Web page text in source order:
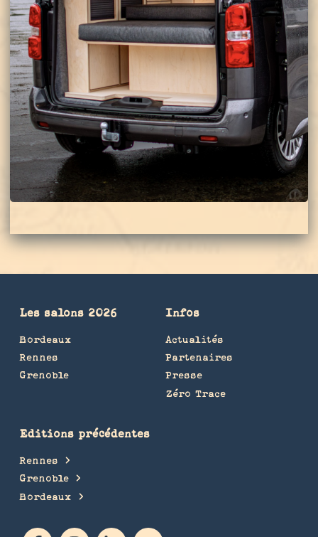
Les salons 2026
Bordeaux
Rennes
Grenoble
Infos
Actualités
Partenaires
Presse
Zéro Trace
Editions précédentes
Rennes
Grenoble
Bordeaux